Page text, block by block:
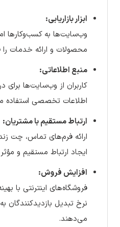
ابزار بازاریابی:
وب‌سایت‌ها به کسب‌وکارها
محصولات و ارائه خدمات را
منبع اطلاعاتی:
کاربران از وب‌سایت‌ها برای
اطلاعات تخصصی استفاده
ارتباط مستقیم با مشتریان:
ارائه فرم‌های تماس، چت
ایجاد ارتباط مستقیم و
افزایش فروش:
فروشگاه‌های اینترنتی با
نرخ تبدیل بازدیدکنندگان
می‌دهند.